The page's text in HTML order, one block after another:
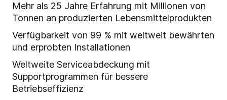
Mehr als 25 Jahre Erfahrung mit Millionen von
Tonnen an produzierten Lebensmittelprodukten
Verfügbarkeit von 99 % mit weltweit bewährten
und erprobten Installationen
Weltweite Serviceabdeckung mit
Supportprogrammen für bessere
Betriebseffizienz